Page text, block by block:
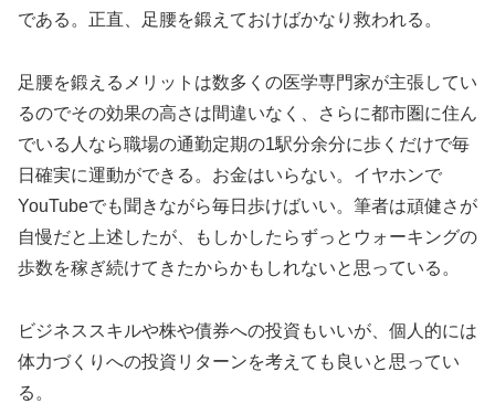
である。正直、足腰を鍛えておけばかなり救われる。
足腰を鍛えるメリットは数多くの医学専門家が主張してい
るのでその効果の高さは間違いなく、さらに都市圏に住ん
でいる人なら職場の通勤定期の1駅分余分に歩くだけで毎
日確実に運動ができる。お金はいらない。イヤホンで
YouTubeでも聞きながら毎日歩けばいい。筆者は頑健さが
自慢だと上述したが、もしかしたらずっとウォーキングの
歩数を稼ぎ続けてきたからかもしれないと思っている。
ビジネススキルや株や債券への投資もいいが、個人的には
体力づくりへの投資リターンを考えても良いと思ってい
る。